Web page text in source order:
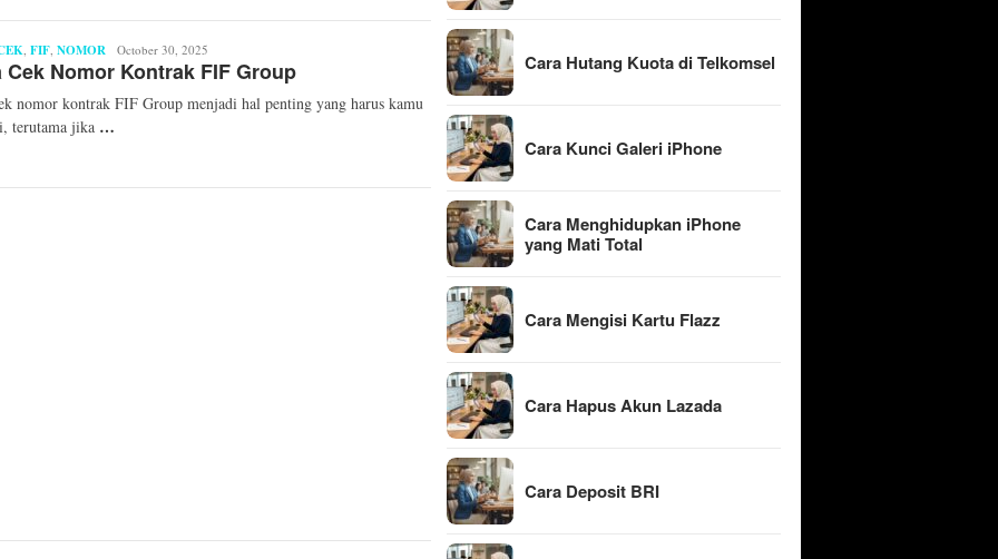
FIF NOMOR Syaid
Ahmad
Fahri
October 30, 2025
Cek Nomor Kontrak FIF Group
nomor kontrak FIF Group menjadi hal penting yang harus kamu
terutama jika …
Cara Hutang Kuota di Telkomsel
Cara Kunci Galeri iPhone
Cara Menghidupkan iPhone
yang Mati Total
Cara Mengisi Kartu Flazz
Cara Hapus Akun Lazada
Cara Deposit BRI